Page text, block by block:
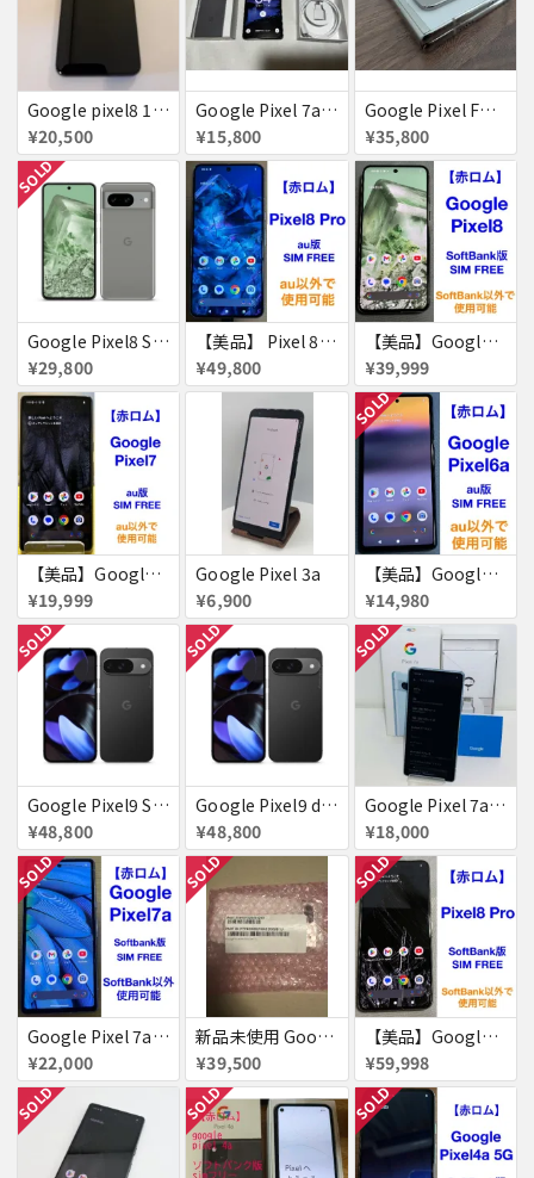
Google pixel8 128GB obsidian 付属品完備
¥20,500
Google Pixel 7a チャコール docomo版 付属品完備【赤ロム】
¥15,800
Google Pixel Fold ポーセリン 不具合なし
¥35,800
SOLD
Google Pixel8 SoftBank SIMフリー 送料無料
¥29,800
【美品】 Pixel 8 Pro 256GB 赤ロム
¥49,800
【美品】Google Pixel8 128GB 赤ロム
¥39,999
【美品】Google Pixel7 128GB 赤ロム
¥19,999
Google Pixel 3a
¥6,900
SOLD
【美品】Google Pixel 6a 128GB 赤ロム
¥14,980
SOLD
Google Pixel9 SoftBank Obsidian SIMフリー 送料無料
¥48,800
SOLD
Google Pixel9 docomo Obsidian SIMフリー 送料無料
¥48,800
SOLD
Google Pixel 7a 128GB 新品同様 SIMフリー 赤ロム SoftBank ジャンク シー 送料無料
¥18,000
SOLD
Google Pixel 7a Pixel7a 赤ロム
¥22,000
SOLD
新品未使用 Google pixel8a SiMフリー
¥39,500
SOLD
【美品】Google Pixel8 Pro 512GB 赤ロム
¥59,998
SOLD SOLD SOLD